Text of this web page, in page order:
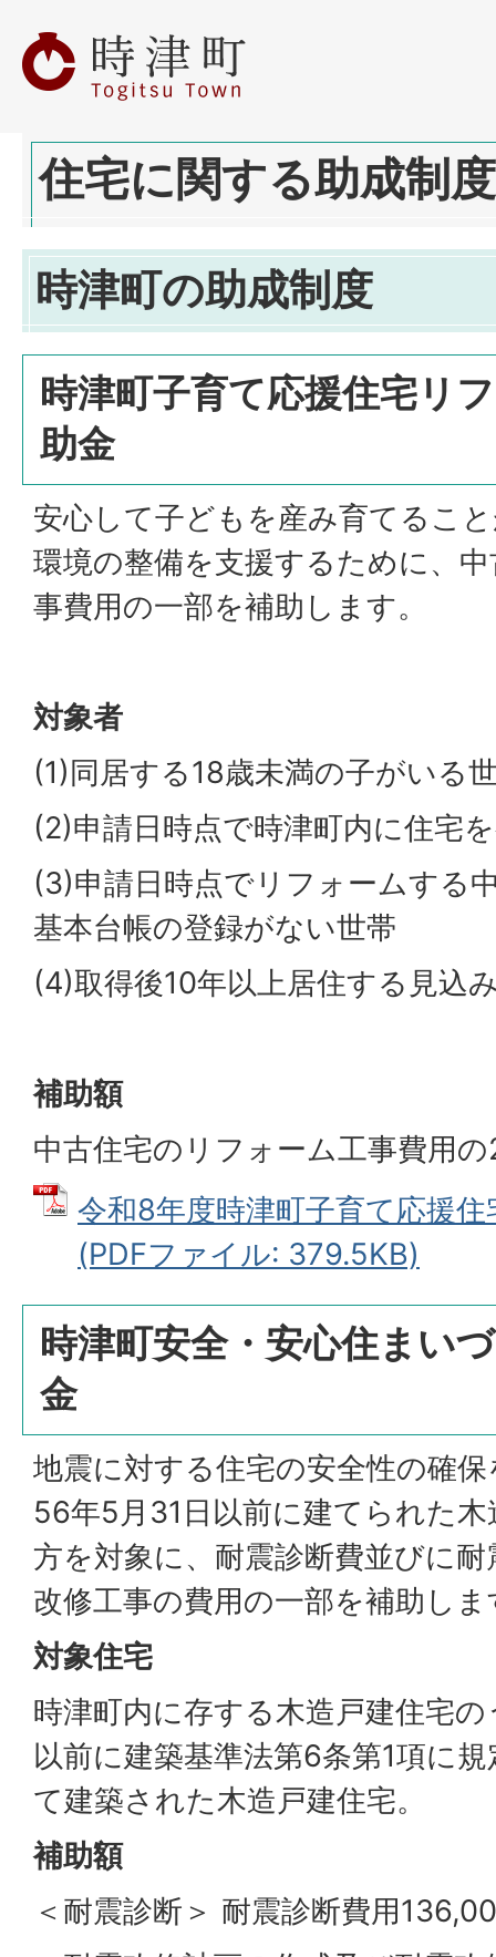
住宅に関する助成制
時津町の助成制度
時津町子育て応援住宅リ
助金
安心して子どもを産み育てるこ
環境の整備を支援するために、
事費用の一部を補助します。
対象者
(1)同居する18歳未満の子がいる
(2)申請日時点で時津町内に住宅
(3)申請日時点でリフォームする
基本台帳の登録がない世帯
(4)取得後10年以上居住する見込
補助額
中古住宅のリフォーム工事費用
令和8年度時津町子育て応援
(PDFファイル: 379.5KB)
時津町安全・安心住まい
金
地震に対する住宅の安全性の確
56年5月31日以前に建てられた
方を対象に、 耐震診断費並びに
改修工事の費用の一部を補助しま
対象住宅
時津町内に存する木造戸建住宅
以前に建築基準法第6条第1項に
て建築された木造戸建住宅。
補助額
＜耐震診断＞ 耐震診断費用